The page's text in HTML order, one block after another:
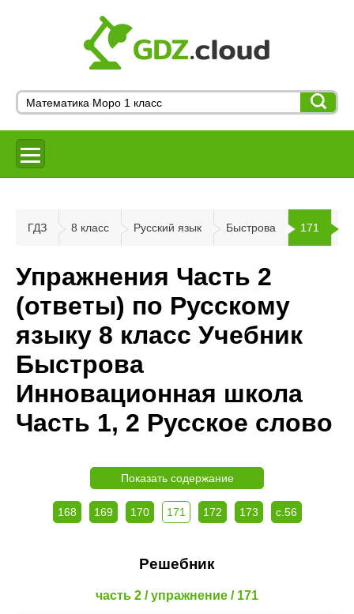
ГДЗ 8 класс Русский язык Быстрова 171
Упражнения Часть 2
(ответы) по Русскому
языку 8 класс Учебник
Быстрова
Инновационная школа
Часть 1, 2 Русское слово
Показать содержание
168 169 170 171 172 173 с.56
Решебник
часть 2 / упражнение / 171